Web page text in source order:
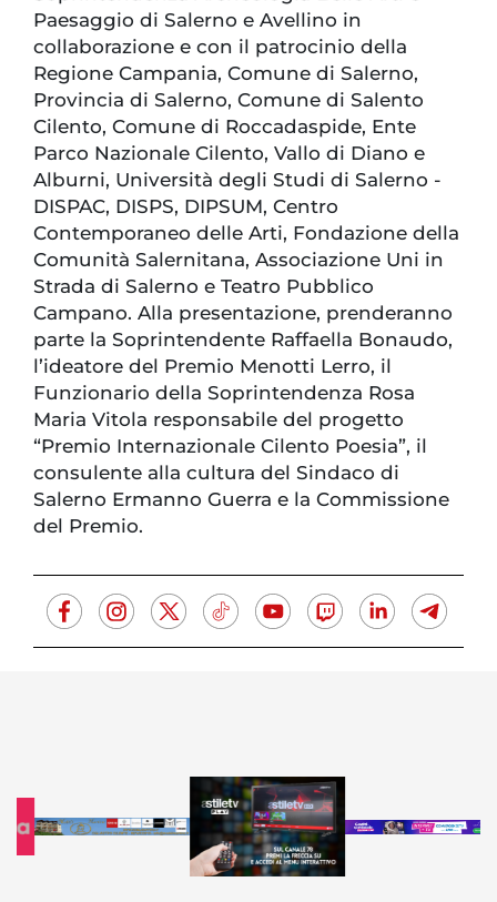
Paesaggio di Salerno e Avellino in
collaborazione e con il patrocinio della
Regione Campania, Comune di Salerno,
Provincia di Salerno, Comune di Salento
Cilento, Comune di Roccadaspide, Ente
Parco Nazionale Cilento, Vallo di Diano e
Alburni, Università degli Studi di Salerno -
DISPAC, DISPS, DIPSUM, Centro
Contemporaneo delle Arti, Fondazione della
Comunità Salernitana, Associazione Uni in
Strada di Salerno e Teatro Pubblico
Campano. Alla presentazione, prenderanno
parte la Soprintendente Raffaella Bonaudo,
l’ideatore del Premio Menotti Lerro, il
Funzionario della Soprintendenza Rosa
Maria Vitola responsabile del progetto
“Premio Internazionale Cilento Poesia”, il
consulente alla cultura del Sindaco di
Salerno Ermanno Guerra e la Commissione
del Premio.